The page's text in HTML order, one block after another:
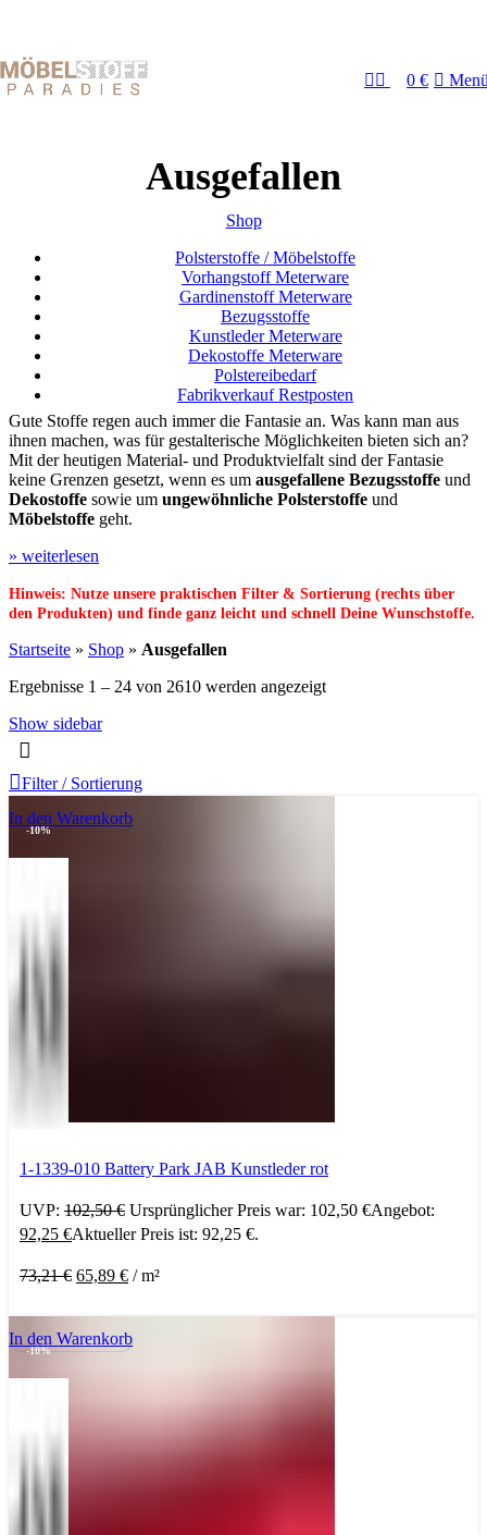
0 €
Ausgefallen
Shop
Polsterstoffe / Möbelstoffe
Vorhangstoff Meterware
Gardinenstoff Meterware
Bezugsstoffe
Kunstleder Meterware
Dekostoffe Meterware
Polstereibedarf
Fabrikverkauf Restposten
Gute Stoffe regen auch immer die Fantasie an. Was kann man aus
ihnen machen, was für gestalterische Möglichkeiten bieten sich an?
Mit der heutigen Material- und Produktvielfalt sind der Fantasie
keine Grenzen gesetzt, wenn es um ausgefallene Bezugsstoffe und
Dekostoffe sowie um ungewöhnliche Polsterstoffe und
Möbelstoffe geht.
» weiterlesen
Hinweis: Nutze unsere praktischen Filter & Sortierung (rechts über
den Produkten) und finde ganz leicht und schnell Deine Wunschstoffe.
Startseite » Shop » Ausgefallen
Ergebnisse 1 – 24 von 2610 werden angezeigt
Show sidebar
Filter / Sortierung
-10%
In den Warenkorb
1-1339-010 Battery Park JAB Kunstleder rot
UVP: 102,50€ Ursprünglicher Preis war: 102,50 €Angebot:
92,25 €Aktueller Preis ist: 92,25 €.
73,21€ 65,89 € /m²
-10%
In den Warenkorb